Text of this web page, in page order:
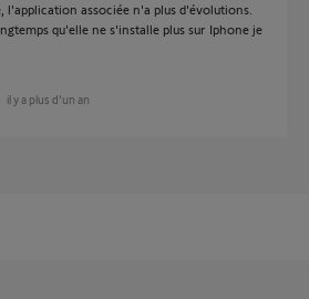
l'application associée n'a plus d'évolutions.
qu'elle ne s'installe plus sur Iphone je
il y a plus d'un an